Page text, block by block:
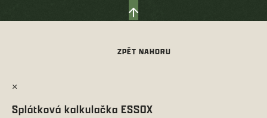
×
Splátková kalkulačka ESSOX